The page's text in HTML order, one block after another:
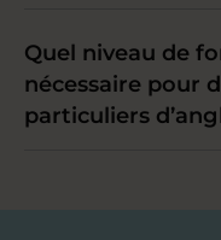
Quel niveau de
nécessaire pour
particuliers